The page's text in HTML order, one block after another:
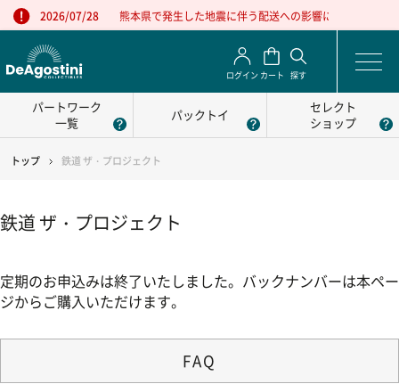
2026/07/28 熊本県で発生した地震に伴う配送への影響について
ログイン カート 探す
パートワーク
一覧
パックトイ
セレクト
ショップ
トップ 鉄道 ザ・プロジェクト
鉄道 ザ・プロジェクト
定期のお申込みは終了いたしました。バックナンバーは本ペー
ジからご購入いただけます。
FAQ